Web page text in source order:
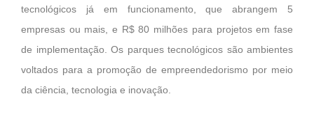
tecnológicos já em funcionamento, que abrangem 5
empresas ou mais, e R$ 80 milhões para projetos em fase
de implementação. Os parques tecnológicos são ambientes
voltados para a promoção de empreendedorismo por meio
da ciência, tecnologia e inovação.